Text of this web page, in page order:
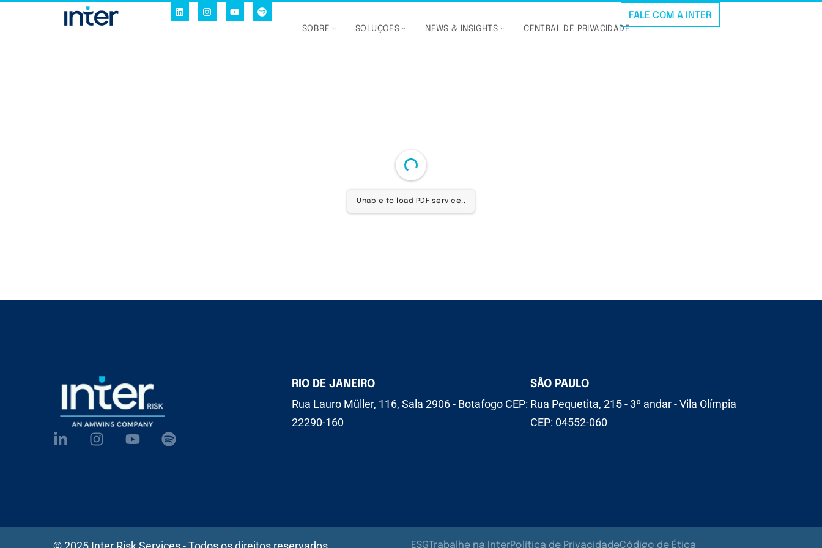
SOBRE SOLUÇÕES NEWS & INSIGHTS CENTRAL DE PRIVACIDADE
FALE COM A INTER
Unable to load PDF service..
RIO DE JANEIRO
Rua Lauro Müller, 116, Sala 2906 - Botafogo CEP:
22290-160
SÃO PAULO
Rua Pequetita, 215 - 3º andar - Vila Olímpia
CEP: 04552-060
ESGTrabalhe na InterPolítica de PrivacidadeCódigo de Ética